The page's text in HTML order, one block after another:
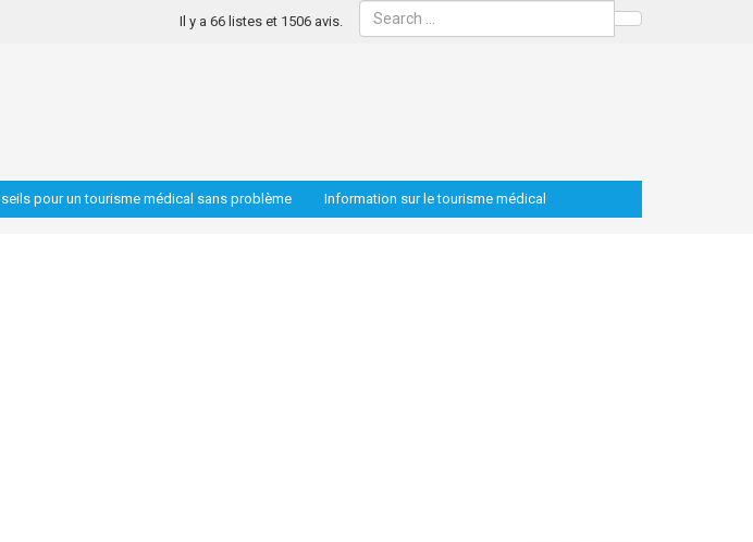
Search
Il y a 66 listes et 1506 avis.
pour un tourisme médical sans problème Information sur le tourisme médical